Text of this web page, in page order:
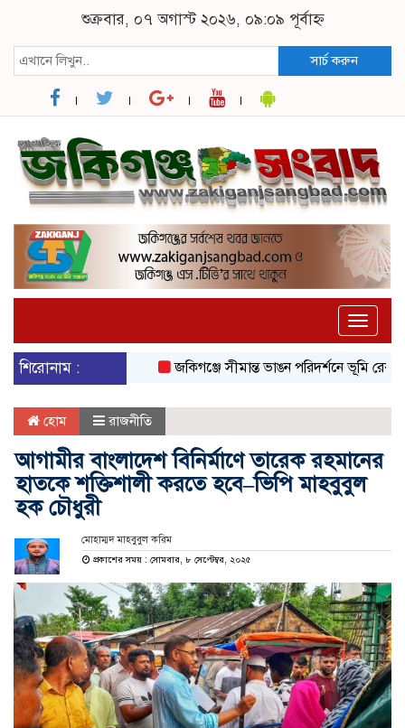
শুক্রবার, ০৭ অগাস্ট ২০২৬, ০৯:০৯ পূর্বাহ্ন
সার্চ করুন
Toggle
শিরোনাম :
জকিগঞ্জে সীমান্ত ভাঙন পরিদর্শনে ভূমি রেকর্ড ও
হোম রাজনীতি
আগামীর বাংলাদেশ বিনির্মাণে তারেক রহমানের
হাতকে শক্তিশালী করতে হবে–ভিপি মাহবুবুল
হক চৌধুরী
মোহাম্মদ মাহবুবুল করিম
প্রকাশের সময় : সোমবার, ৮ সেপ্টেম্বর, ২০২৫